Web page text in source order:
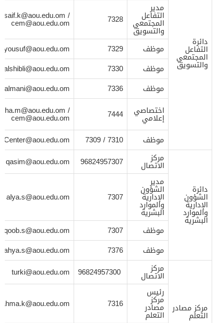
دائرة
التفاعل
المجتمعي
والتسويق
مدير
التفاعل
المجتمعي
والتسويق
7328
saif.k@aou.edu.om /
cem@aou.edu.om
موظف
7329
yousuf@aou.edu.om
موظف
7330
alshibli@aou.edu.om
موظف
7336
اختصاصي
إعلامي 7444
/
cem@aou.edu.om
موظف
7309 / 7310
دائرة
الشؤون
الإدارية
والموارد
البشرية
مركز
الاتصال 96824957307
qasim@aou.edu.om
مدير
الشؤون
الإدارية
والموارد
البشرية
7307
alya.s@aou.edu.om
موظف 7307
موظف
7376
yahya.s@aou.edu.om
مركز مصادر
التعلم
مركز
الاتصال 96824957300
turki@aou.edu.om
رئيس
مركز
مصادر
التعلم
7316